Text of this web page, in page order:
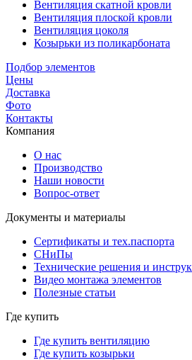
Вентиляция скатной кровли
Вентиляция плоской кровли
Вентиляция цоколя
Козырьки из поликарбоната
Подбор элементов
Цены
Доставка
Фото
Контакты
Компания
О нас
Производство
Наши новости
Вопрос-ответ
Документы и материалы
Сертификаты и тех.паспорта
СНиПы
Технические решения и
Видео монтажа элементов
Полезные статьи
Где купить
Где купить вентиляцию
Где купить козырьки